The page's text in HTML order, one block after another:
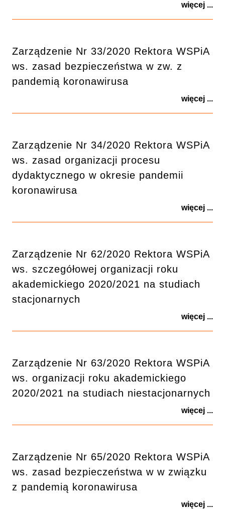
więcej ...
Zarządzenie Nr 33/2020 Rektora WSPiA
ws. zasad bezpieczeństwa w zw. z
pandemią koronawirusa
więcej ...
Zarządzenie Nr 34/2020 Rektora WSPiA
ws. zasad organizacji procesu
dydaktycznego w okresie pandemii
koronawirusa
więcej ...
Zarządzenie Nr 62/2020 Rektora WSPiA
ws. szczegółowej organizacji roku
akademickiego 2020/2021 na studiach
stacjonarnych
więcej ...
Zarządzenie Nr 63/2020 Rektora WSPiA
ws. organizacji roku akademickiego
2020/2021 na studiach niestacjonarnych
więcej ...
Zarządzenie Nr 65/2020 Rektora WSPiA
ws. zasad bezpieczeństwa w w związku
z pandemią koronawirusa
więcej ...